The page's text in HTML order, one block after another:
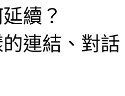
續？
連結、對